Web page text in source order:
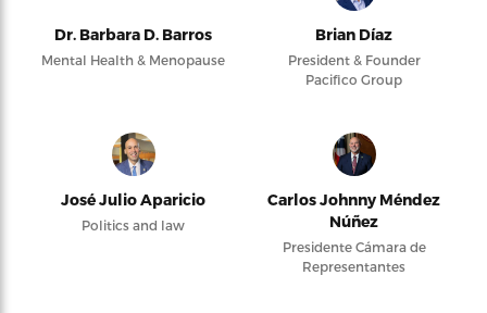
Dr. Barbara D. Barros
Mental Health & Menopause
Brian Díaz
President & Founder
Pacifico Group
José Julio Aparicio
Politics and law
Carlos Johnny Méndez
Núñez
Presidente Cámara de
Representantes